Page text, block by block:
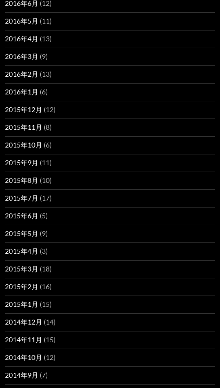
2016年6月 (12)
2016年5月 (11)
2016年4月 (13)
2016年3月 (9)
2016年2月 (13)
2016年1月 (6)
2015年12月 (12)
2015年11月 (8)
2015年10月 (6)
2015年9月 (11)
2015年8月 (10)
2015年7月 (17)
2015年6月 (5)
2015年5月 (9)
2015年4月 (3)
2015年3月 (18)
2015年2月 (16)
2015年1月 (15)
2014年12月 (14)
2014年11月 (15)
2014年10月 (12)
2014年9月 (7)